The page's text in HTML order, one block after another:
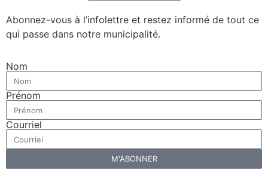
Abonnez-vous à l’infolettre et restez informé de tout ce
qui passe dans notre municipalité.
Nom
Prénom
Courriel
M'ABONNER